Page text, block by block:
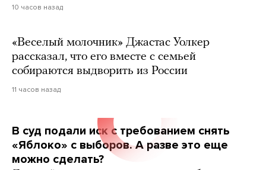
10 часов назад
«Веселый молочник» Джастас Уолкер
рассказал, что его вместе с семьей
собираются выдворить из России
11 часов назад
В суд подали иск с требованием снять
«Яблоко» с выборов. А разве это еще
можно сделать?